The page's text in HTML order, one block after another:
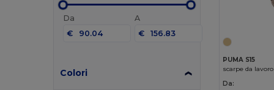
Da
€
A
€
Colori
PUMA S15
scarpe da lavoro
Da: